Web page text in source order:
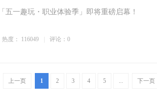
五一趣玩・职业体验季」即将重磅启幕！
热度： 116049 评论：0
上一页 1 2 3 4 5 ... 下一页